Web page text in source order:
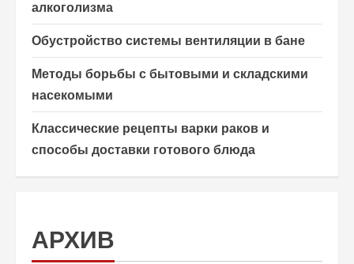
алкоголизма
Обустройство системы вентиляции в бане
Методы борьбы с бытовыми и складскими
насекомыми
Классические рецепты варки раков и
способы доставки готового блюда
АРХИВ